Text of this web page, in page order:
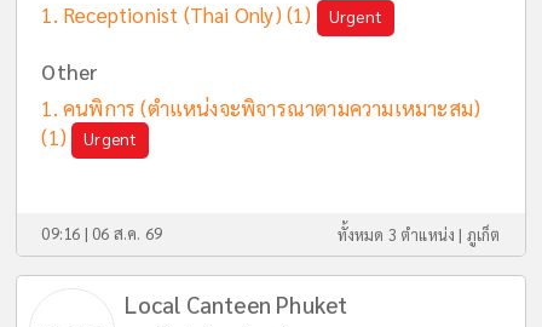
Receptionist (Thai Only) (1) Urgent
Other
คนพิการ (ตำแหน่งจะพิจารณาตามความเหมาะสม)
(1)
Urgent
09:16 | 06 ส.ค. 69 ทั้งหมด 3 ตำแหน่ง | ภูเก็ต
Local Canteen Phuket